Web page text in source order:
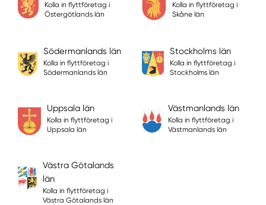
Kolla in flyttföretag i
Östergötlands län
Kolla in flyttföretag i
Skåne län
Södermanlands län
Kolla in flyttföretag i
Södermanlands län
Stockholms län
Kolla in flyttföretag i
Stockholms län
Uppsala län
Kolla in flyttföretag i
Uppsala län
Västmanlands län
Kolla in flyttföretag i
Västmanlands län
Västra Götalands
län
Kolla in flyttföretag i
Västra Götalands län